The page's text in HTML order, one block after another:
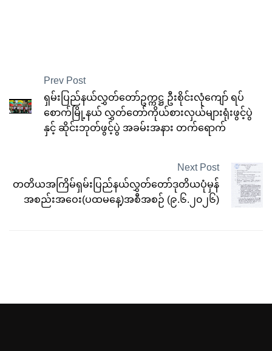
Prev Post
ရှမ်းပြည်နယ်လွှတ်တော်ဥက္ကဋ္ဌ ဦးစိုင်းလုံကျော် ရပ်
စောက်မြို့နယ် လွှတ်တော်ကိုယ်စားလှယ်များရုံးဖွင့်ပွဲ
နှင့် ဆိုင်းဘုတ်ဖွင့်ပွဲ အခမ်းအနား တက်ရောက်
Next Post
တတိယအကြိမ်ရှမ်းပြည်နယ်လွှတ်တော်ဒုတိယပုံမှန်
အစည်းအဝေး(ပထမနေ့)အစီအစဉ် (၉.၆.၂၀၂၆)